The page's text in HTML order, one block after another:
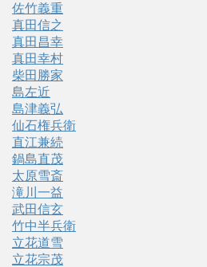
佐竹義重
真田信之
真田昌幸
真田幸村
柴田勝家
島左近
島津義弘
仙石権兵衛
直江兼続
鍋島直茂
太原雪斎
滝川一益
武田信玄
竹中半兵衛
立花道雪
立花宗茂